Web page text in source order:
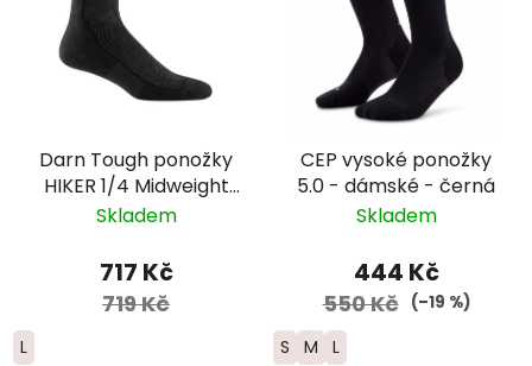
Darn Tough ponožky
HIKER 1/4 Midweight
Merino - pánské -
Skladem
717 Kč
719 Kč
L
CEP vysoké ponožky
5.0 - dámské - černá
Skladem
444 Kč
550 Kč (–19 %)
S M L